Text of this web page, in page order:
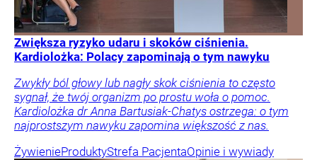
Zwiększa ryzyko udaru i skoków ciśnienia.
Kardiolożka: Polacy zapominają o tym nawyku
Zwykły ból głowy lub nagły skok ciśnienia to często
sygnał, że twój organizm po prostu woła o pomoc.
Kardiolożka dr Anna Bartusiak-Chatys ostrzega: o tym
najprostszym nawyku zapomina większość z nas.
ŻywienieProduktyStrefa PacjentaOpinie i wywiady